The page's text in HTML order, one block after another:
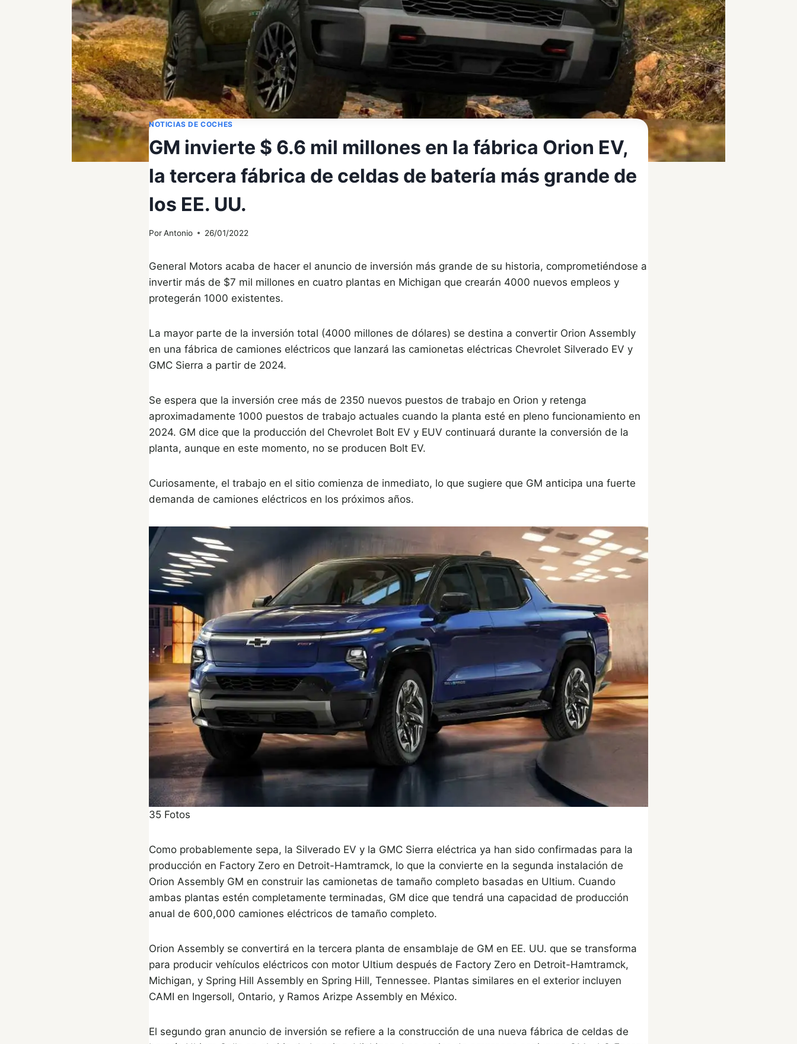
NOTICIAS DE COCHES
GM invierte $ 6.6 mil millones en la fábrica Orion EV,
la tercera fábrica de celdas de batería más grande de
los EE. UU.
PorAntonio 26/01/2022
General Motors acaba de hacer el anuncio de inversión más grande de su historia, comprometiéndose a
invertir más de $7 mil millones en cuatro plantas en Michigan que crearán 4000 nuevos empleos y
protegerán 1000 existentes.
La mayor parte de la inversión total (4000 millones de dólares) se destina a convertir Orion Assembly
en una fábrica de camiones eléctricos que lanzará las camionetas eléctricas Chevrolet Silverado EV y
GMC Sierra a partir de 2024.
Se espera que la inversión cree más de 2350 nuevos puestos de trabajo en Orion y retenga
aproximadamente 1000 puestos de trabajo actuales cuando la planta esté en pleno funcionamiento en
2024. GM dice que la producción del Chevrolet Bolt EV y EUV continuará durante la conversión de la
planta, aunque en este momento, no se producen Bolt EV.
Curiosamente, el trabajo en el sitio comienza de inmediato, lo que sugiere que GM anticipa una fuerte
demanda de camiones eléctricos en los próximos años.
35 Fotos
Como probablemente sepa, la Silverado EV y la GMC Sierra eléctrica ya han sido confirmadas para la
producción en Factory Zero en Detroit-Hamtramck, lo que la convierte en la segunda instalación de
Orion Assembly GM en construir las camionetas de tamaño completo basadas en Ultium. Cuando
ambas plantas estén completamente terminadas, GM dice que tendrá una capacidad de producción
anual de 600,000 camiones eléctricos de tamaño completo.
Orion Assembly se convertirá en la tercera planta de ensamblaje de GM en EE. UU. que se transforma
para producir vehículos eléctricos con motor Ultium después de Factory Zero en Detroit-Hamtramck,
Michigan, y Spring Hill Assembly en Spring Hill, Tennessee. Plantas similares en el exterior incluyen
CAMI en Ingersoll, Ontario, y Ramos Arizpe Assembly en México.
El segundo gran anuncio de inversión se refiere a la construcción de una nueva fábrica de celdas de